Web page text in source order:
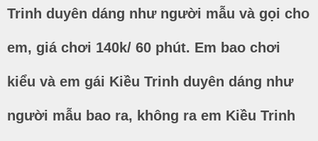
Trinh duyên dáng như người mẫu và gọi cho
em, giá chơi 140k/ 60 phút. Em bao chơi
kiểu và em gái Kiều Trinh duyên dáng như
người mẫu bao ra, không ra em Kiều Trinh